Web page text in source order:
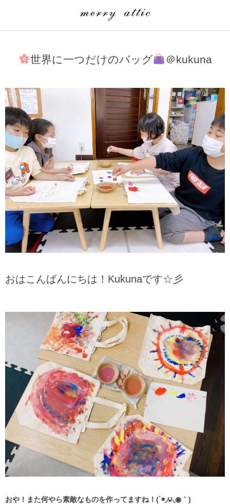
世界に一つだけのバッグ ＠kukuna
おはこんばんにちは！Kukunaです☆彡
おや！また何やら素敵なものを作ってますね！(΄◉◞౪◟◉｀)
埼玉県
merry attic ミュージッククラス